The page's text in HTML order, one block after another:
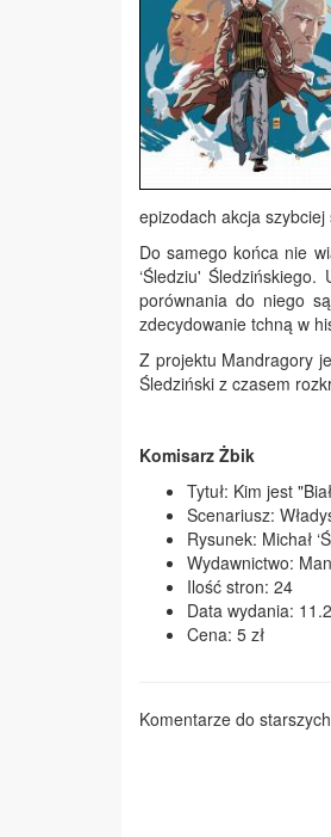
epizodach akcja
Do samego końca nie
‘Śledziu'
porównania do niego
zdecydowanie tchną w
Z projektu Mandragory
Śledziński z czasem
Komisarz Żbik
Tytuł: Kim jest
Scenariusz:
Rysunek: Michał
Wydawnictwo:
Ilość stron: 24
Data wydania:
Cena: 5 zł
Komentarze do